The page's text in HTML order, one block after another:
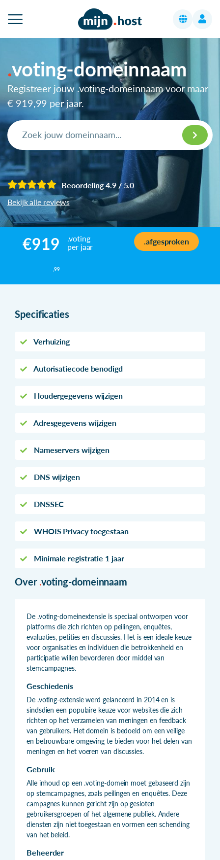
voting-domeinnaam
Registreer jouw .voting-domeinnaam voor maar
€ 919,99 per jaar.
Beoordeling 4.9 / 5.0
Bekijk alle reviews
€919
,99
.voting
per jaar
.afgesproken
Specificaties
Verhuizing
Autorisatiecode benodigd
Houdergegevens wijzigen
Adresgegevens wijzigen
Nameservers wijzigen
DNS wijzigen
DNSSEC
WHOIS Privacy toegestaan
Minimale registratie 1 jaar
Over .voting-domeinnaam
De .voting-domeinextensie is speciaal ontworpen voor
platforms die zich richten op peilingen, enquêtes,
evaluaties, petities en discussies. Het is een ideale keuze
voor organisaties en individuen die betrokkenheid en
participatie willen bevorderen door middel van
stemcampagnes.
Geschiedenis
De .voting-extensie werd gelanceerd in 2014 en is
sindsdien een populaire keuze voor websites die zich
richten op het verzamelen van meningen en feedback
van gebruikers. Het domein is bedoeld om een veilige
en betrouwbare omgeving te bieden voor het delen van
meningen en het voeren van discussies.
Gebruik
Alle inhoud op een .voting-domein moet gebaseerd zijn
op stemcampagnes, zoals peilingen en enquêtes. Deze
campagnes kunnen gericht zijn op gesloten
gebruikersgroepen of het algemene publiek. Andere
diensten zijn niet toegestaan en vormen een schending
van het beleid.
Beheerder